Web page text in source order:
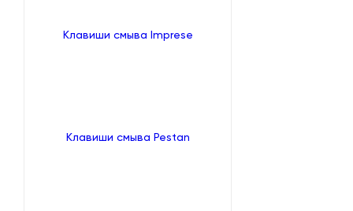
Клавиши смыва Imprese
Клавиши смыва Pestan